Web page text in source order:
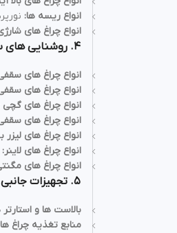
انواع ریسه‌ ها:
انواع چراغ‌ های
۴. روشنایی
انواع چراغ‌ های
انواع چراغ‌ های
انواع چراغ‌ های
انواع چراغ‌ های
انواع چراغ‌ های لیزر
انواع چراغ‌ های لاینر:
انواع چراغ‌ های
۵. تجهیزات جانبی
بالاست‌ ها و استارتر
منابع تغذیه چراغ‌